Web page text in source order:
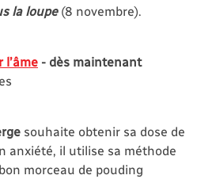
la loupe(8 novembre).
l’âme - dès maintenant
souhaite obtenir sa dose de
anxiété, il utilise sa méthode
morceau de pouding